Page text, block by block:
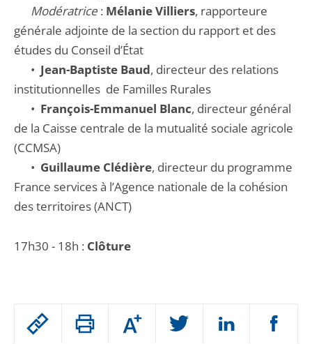
Passer
Augmenter
ou
Modératrice : Mélanie Villiers, rapporteure
générale adjointe de la section du rapport et des
études du Conseil d’État
• Jean-Baptiste Baud, directeur des relations
institutionnelles de Familles Rurales
• François-Emmanuel Blanc, directeur général
de la Caisse centrale de la mutualité sociale agricole
(CCMSA)
• Guillaume Clédière, directeur du programme
France services à l’Agence nationale de la cohésion
des territoires (ANCT)
17h30 - 18h : Clôture